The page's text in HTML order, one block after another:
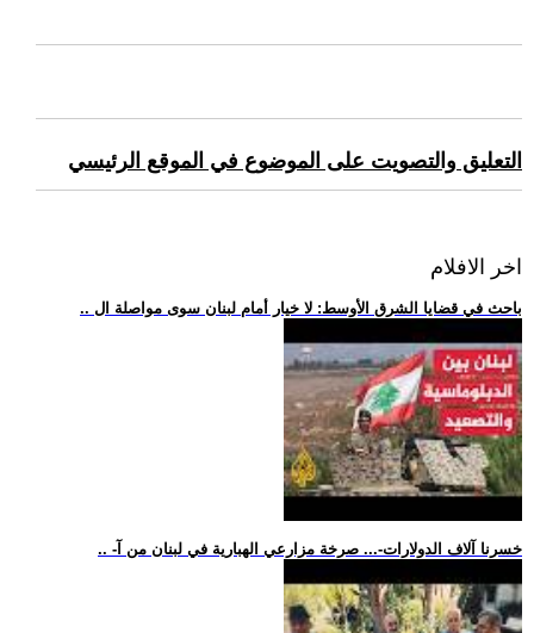
التعليق والتصويت على الموضوع في الموقع الرئيسي
اخر الافلام
.. باحث في قضايا الشرق الأوسط: لا خيار أمام لبنان سوى مواصلة ال
.. -خسرنا آلاف الدولارات-... صرخة مزارعي الهبارية في لبنان من آ